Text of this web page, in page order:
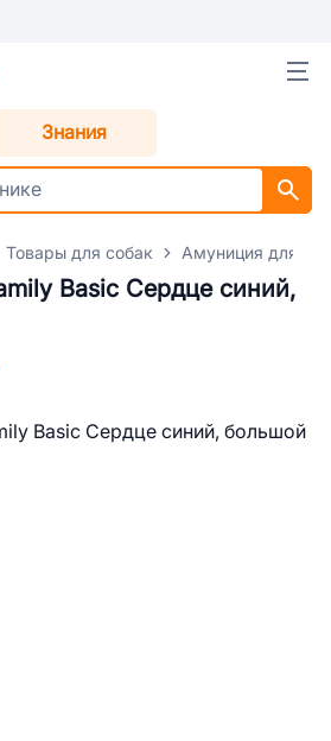
Знания
Товары для собак Амуниция для
Basic Сердце синий,